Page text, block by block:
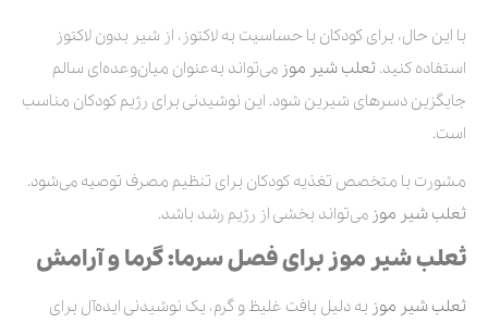
با این حال، برای کودکان با حساسیت به لاکتوز، از شیر بدون لاکتوز
استفاده کنید. ثعلب شیر موز می‌تواند به‌عنوان میان‌وعده‌ای سالم
جایگزین دسرهای شیرین شود. این نوشیدنی برای رژیم کودکان مناسب
است.
مشورت با متخصص تغذیه کودکان برای تنظیم مصرف توصیه می‌شود.
ثعلب شیر موز می‌تواند بخشی از رژیم رشد باشد.
ثعلب شیر موز برای فصل سرما: گرما و آرامش
ثعلب شیر موز به دلیل بافت غلیظ و گرم، یک نوشیدنی ایده‌آل برای